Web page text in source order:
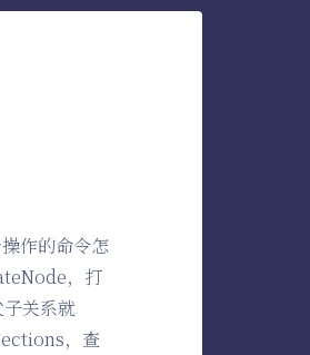
作的命令怎
，打
关系就
，查